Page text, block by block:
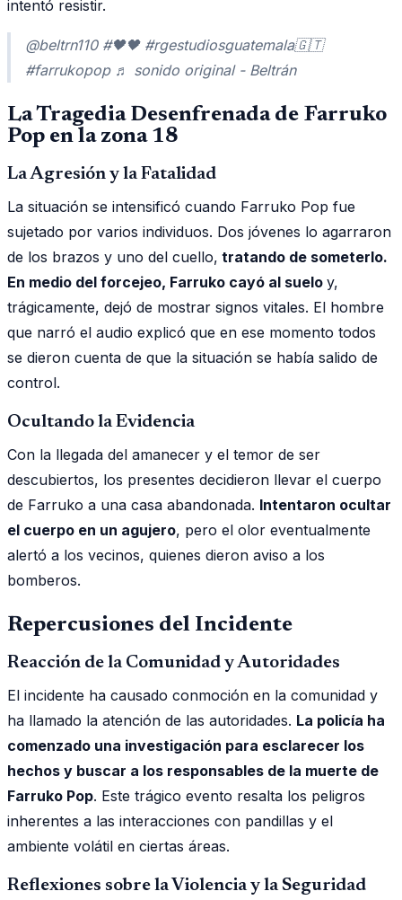
intentó resistir.
@beltrn110 #🖤🖤 #rgestudiosguatemala🇬🇹
#farrukopop ♬ sonido original - Beltrán
La Tragedia Desenfrenada de Farruko
Pop en la zona 18
La Agresión y la Fatalidad
La situación se intensificó cuando Farruko Pop fue
sujetado por varios individuos. Dos jóvenes lo agarraron
de los brazos y uno del cuello, tratando de someterlo.
En medio del forcejeo, Farruko cayó al suelo y,
trágicamente, dejó de mostrar signos vitales. El hombre
que narró el audio explicó que en ese momento todos
se dieron cuenta de que la situación se había salido de
control.
Ocultando la Evidencia
Con la llegada del amanecer y el temor de ser
descubiertos, los presentes decidieron llevar el cuerpo
de Farruko a una casa abandonada. Intentaron ocultar
el cuerpo en un agujero, pero el olor eventualmente
alertó a los vecinos, quienes dieron aviso a los
bomberos.
Repercusiones del Incidente
Reacción de la Comunidad y Autoridades
El incidente ha causado conmoción en la comunidad y
ha llamado la atención de las autoridades. La policía ha
comenzado una investigación para esclarecer los
hechos y buscar a los responsables de la muerte de
Farruko Pop. Este trágico evento resalta los peligros
inherentes a las interacciones con pandillas y el
ambiente volátil en ciertas áreas.
Reflexiones sobre la Violencia y la Seguridad